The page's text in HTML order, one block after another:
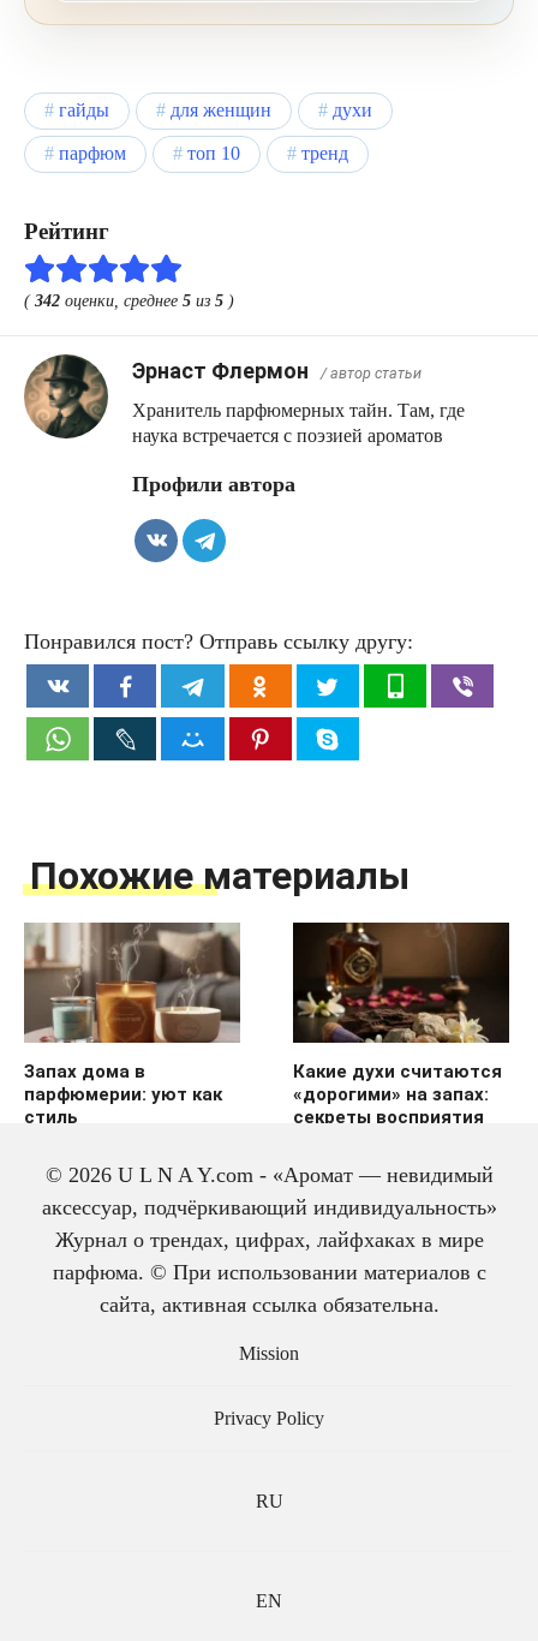
гайды для женщин
духи
парфюм
топ 10 тренд
Рейтинг
(342 оценки, среднее 5 из 5 )
Эрнаст Флермон / автор статьи
Хранитель парфюмерных тайн. Там, где
наука встречается с поэзией ароматов
Профили автора
Понравился пост? Отправь ссылку другу:
Похожие материалы
Запах дома в
парфюмерии: уют как
стиль
Какие духи считаются
«дорогими» на запах:
секреты восприятия
© 2026 U L N A Y.com - «Аромат — невидимый
аксессуар, подчёркивающий индивидуальность»
Журнал о трендах, цифрах, лайфхаках в мире
парфюма. © При использовании материалов с
сайта, активная ссылка обязательна.
Mission
Privacy Policy
RU
EN